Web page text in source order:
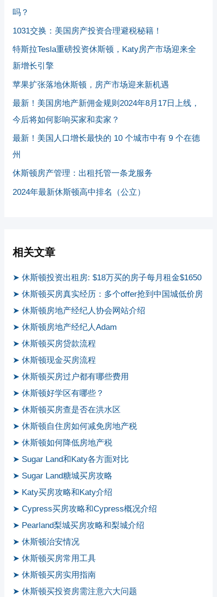
吗？
1031交换：美国房产投资合理避税秘籍！
特斯拉Tesla重磅投资休斯顿，Katy房产市场迎来全
新增长引擎
苹果扩张落地休斯顿，房产市场迎来新机遇
最新！美国房地产新佣金规则2024年8月17日上线，
今后将如何影响买家和卖家？
最新！美国人口增长最快的 10 个城市中有 9 个在德
州
休斯顿房产管理：出租托管一条龙服务
2024年最新休斯顿高中排名（公立）
相关文章
➤ 休斯顿投资出租房: $18万买的房子每月租金$1650
➤ 休斯顿买房真实经历：多个offer抢到中国城低价房
➤ 休斯顿房地产经纪人协会网站介绍
➤ 休斯顿房地产经纪人Adam
➤ 休斯顿买房贷款流程
➤ 休斯顿现金买房流程
➤ 休斯顿买房过户都有哪些费用
➤ 休斯顿好学区有哪些？
➤ 休斯顿买房查是否在洪水区
➤ 休斯顿自住房如何减免房地产税
➤ 休斯顿如何降低房地产税
➤ Sugar Land和Katy各方面对比
➤ Sugar Land糖城买房攻略
➤ Katy买房攻略和Katy介绍
➤ Cypress买房攻略和Cypress概况介绍
➤ Pearland梨城买房攻略和梨城介绍
➤ 休斯顿治安情况
➤ 休斯顿买房常用工具
➤ 休斯顿买房实用指南
➤ 休斯顿买投资房需注意六大问题